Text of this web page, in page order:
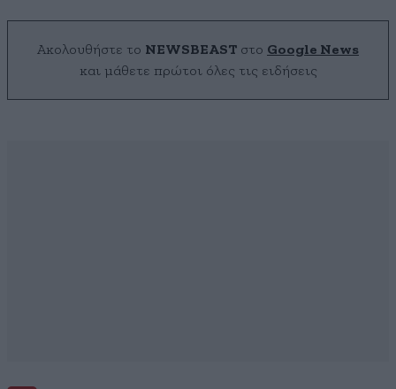
Ακολουθήστε το NEWSBEAST στο Google News
και μάθετε πρώτοι όλες τις ειδήσεις